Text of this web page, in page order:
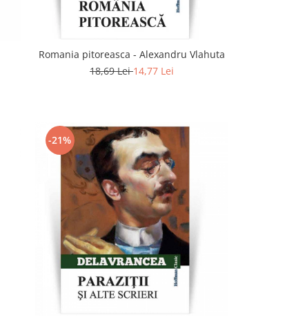
Romania pitoreasca - Alexandru Vlahuta
18,69 Lei14,77 Lei
-21%